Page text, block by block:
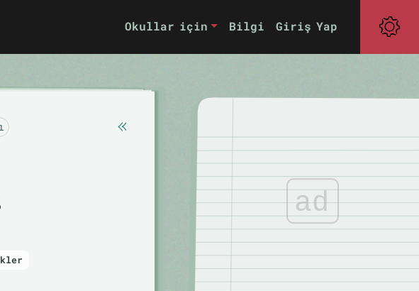
Okullar için Bilgi Giriş Yap
ad